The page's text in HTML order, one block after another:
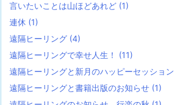
言いたいことは山ほどあれど (1)
連休 (1)
遠隔ヒーリング (4)
遠隔ヒーリングで幸せ人生！ (11)
遠隔ヒーリングと新月のハッピーセッション
遠隔ヒーリングと書籍出版のお知らせ (1)